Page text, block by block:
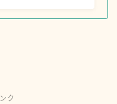
ク